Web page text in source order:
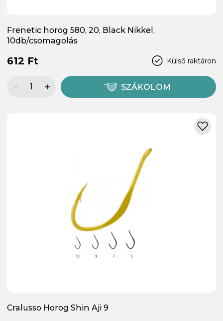
Frenetic horog 580, 20, Black Nikkel,
10db/csomagolás
Külső raktáron
612 Ft
SZÁKOLOM
Cralusso Horog Shin Aji 9